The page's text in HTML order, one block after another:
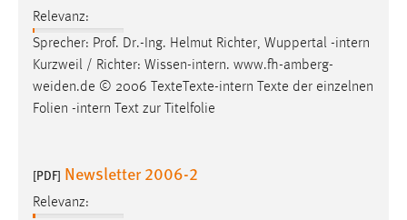
Relevanz:
Sprecher: Prof. Dr.-Ing. Helmut Richter, Wuppertal -intern
Kurzweil / Richter: Wissen-intern. www.fh-amberg-
weiden.de © 2006 TexteTexte-intern Texte der einzelnen
Folien -intern Text zur Titelfolie
[PDF] Newsletter 2006-2
Relevanz: